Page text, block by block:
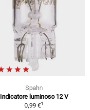
Spahn
Indicatore luminoso 12 V
0,99 €1